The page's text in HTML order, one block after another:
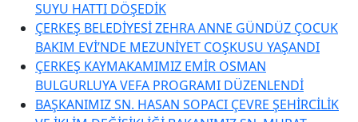
SUYU HATTI DÖŞEDİK
ÇERKEŞ BELEDİYESİ ZEHRA ANNE GÜNDÜZ ÇOCUK
BAKIM EVİ’NDE MEZUNİYET COŞKUSU YAŞANDI
ÇERKEŞ KAYMAKAMIMIZ EMİR OSMAN
BULGURLUYA VEFA PROGRAMI DÜZENLENDİ
BAŞKANIMIZ SN. HASAN SOPACI ÇEVRE ŞEHİRCİLİK